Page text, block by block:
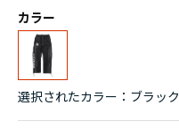
カラー
選択されたカラー：ブラック